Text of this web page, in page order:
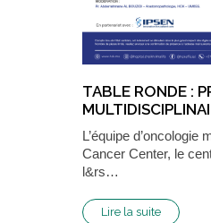
TABLE RONDE :
L’équipe d’oncologie
Cancer Center, le
l&rs…
Lire la suite